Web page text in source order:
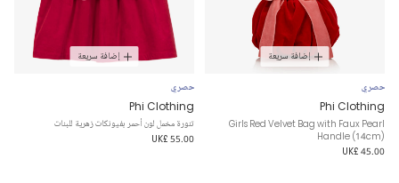
إضافة سريعة
حصري
Phi Clothing
Girls Red Velvet Bag with Faux Pearl
Handle (14cm)
UK£ 45.00
إضافة سريعة
حصري
Phi Clothing
تنورة مخمل لون أحمر بفيونكات زهرية للبنات
UK£ 55.00